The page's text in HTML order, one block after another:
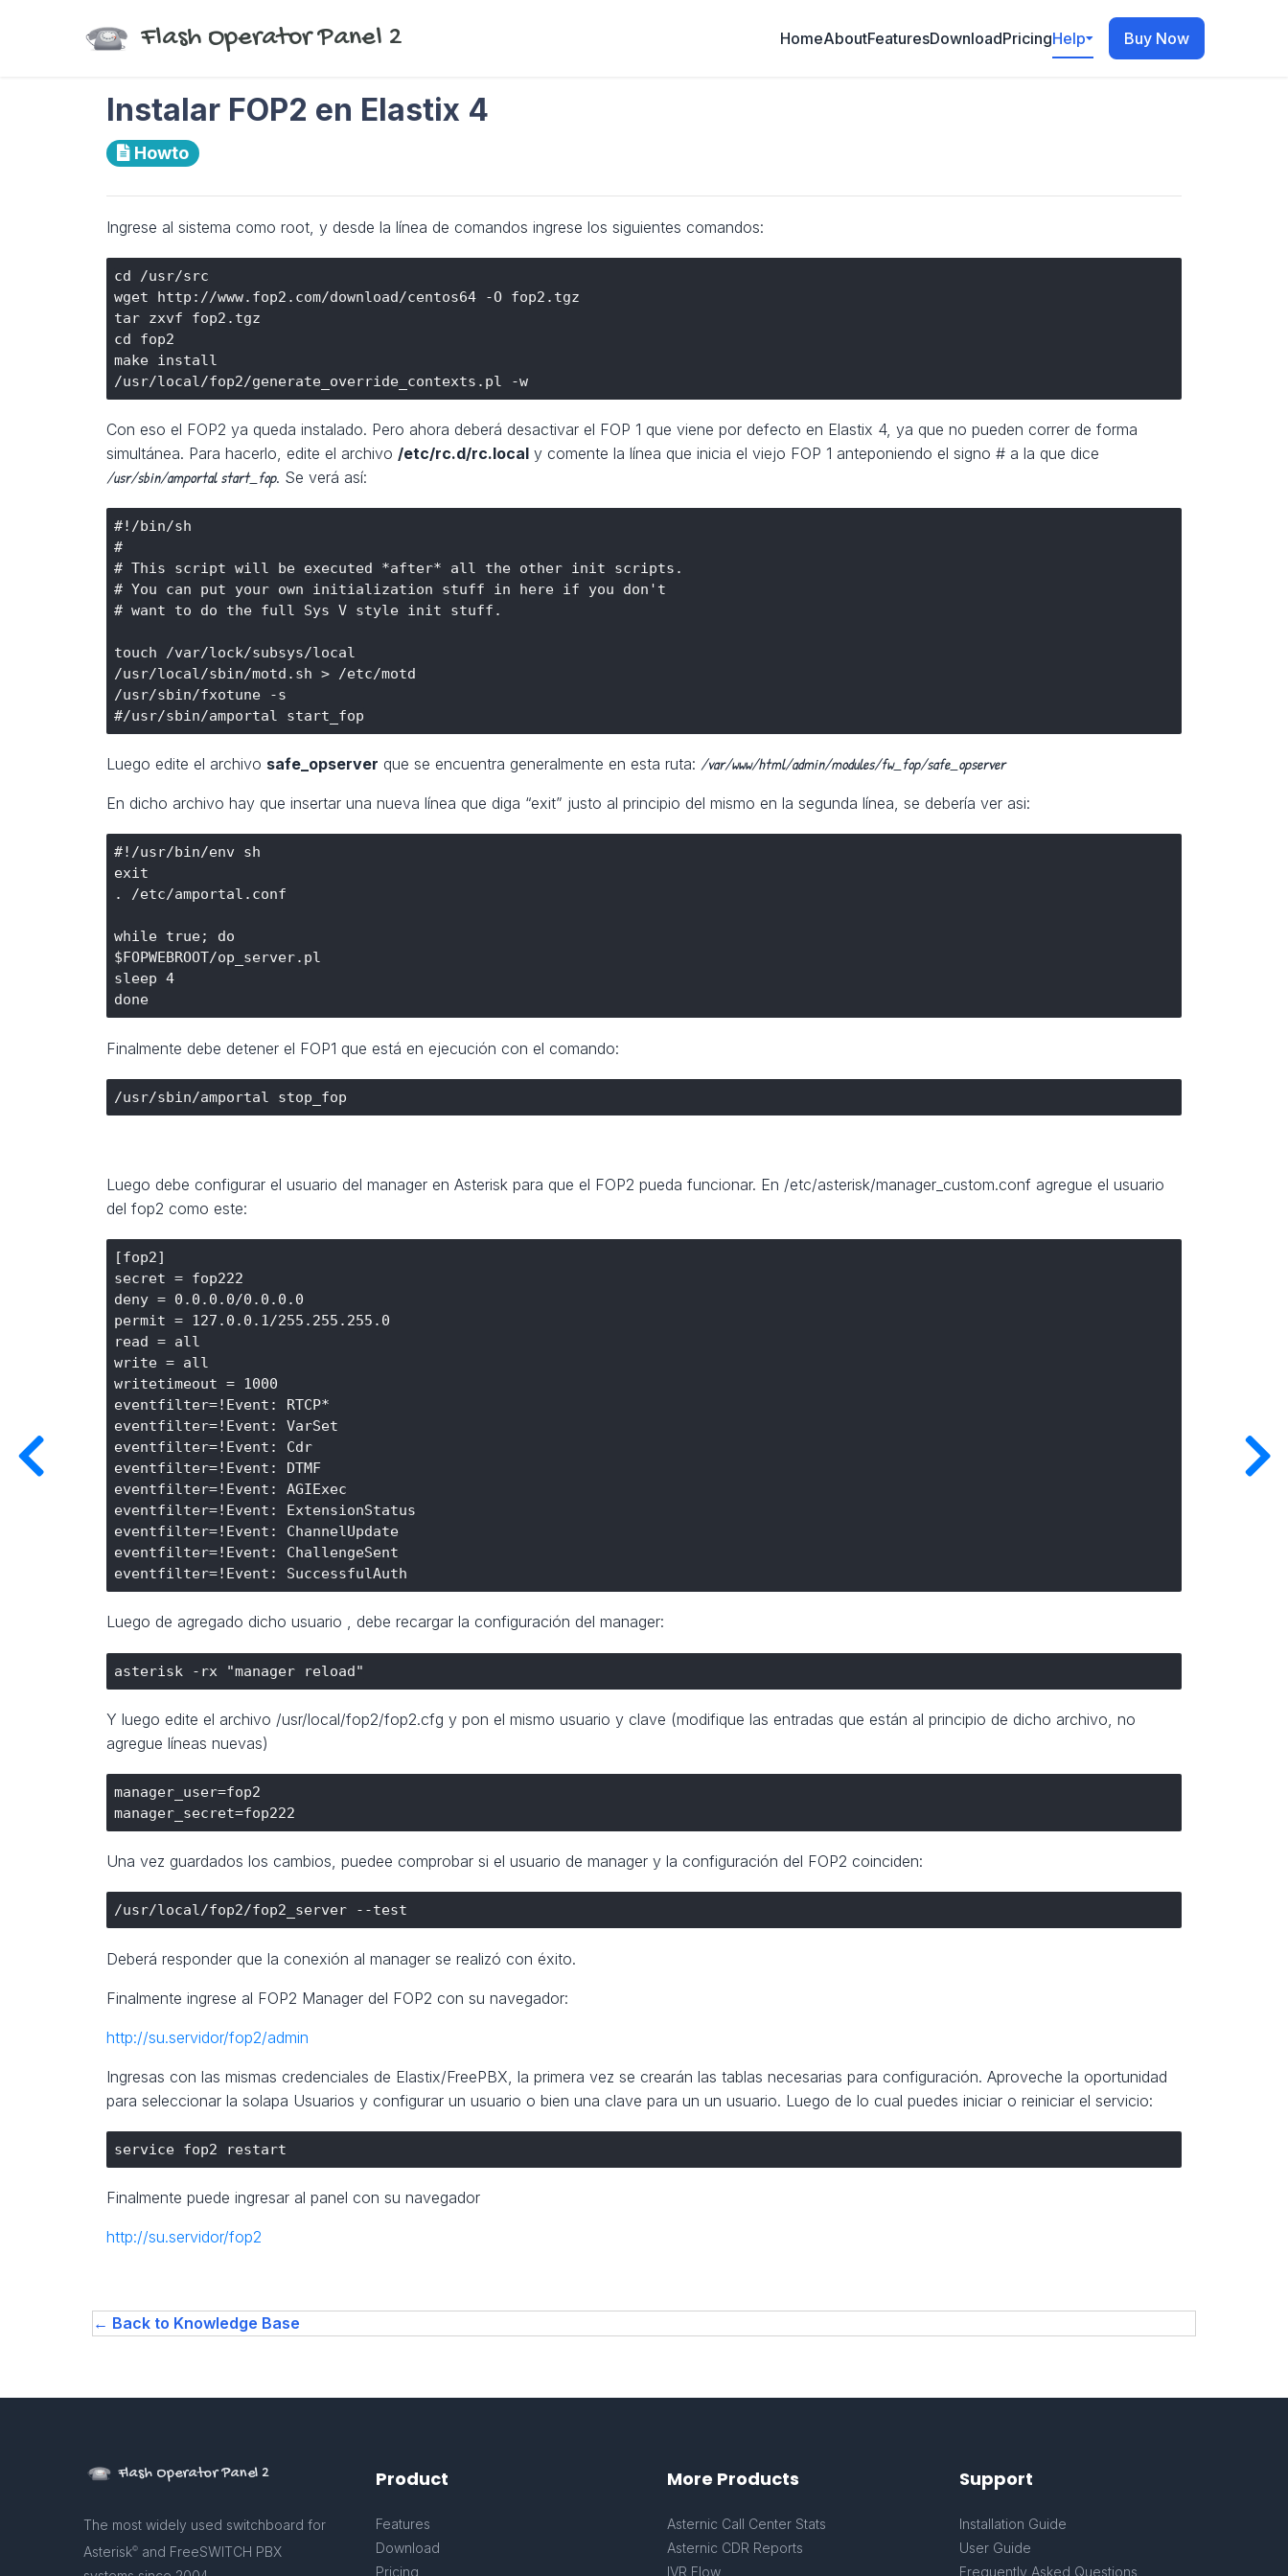
Flash Operator Panel 2 HomeAboutFeaturesDownloadPricingHelp Buy Now
Instalar FOP2 en Elastix 4
Howto
Ingrese al sistema como root, y desde la línea de comandos ingrese los siguientes comandos:
cd /usr/src
wget http://www.fop2.com/download/centos64 -O fop2.tgz
tar zxvf fop2.tgz
cd fop2
make install
Con eso el FOP2 ya queda instalado. Pero ahora deberá desactivar el FOP 1 que viene por defecto en Elastix 4, ya que no pueden correr de forma
simultánea. Para hacerlo, edite el archivo /etc/rc.d/rc.local y comente la línea que inicia el viejo FOP 1 anteponiendo el signo # a la que dice
/usr/sbin/amportal start_fop. Se verá así:
#!/bin/sh
#
# This script will be executed *after* all the other init scripts.
# You can put your own initialization stuff in here if you don't
# want to do the full Sys V style init stuff.
touch /var/lock/subsys/local
/usr/local/sbin/motd.sh > /etc/motd
/usr/sbin/fxotune -s
Luego edite el archivo safe_opserver que se encuentra generalmente en esta ruta: /var/www/html/admin/modules/fw_fop/safe_opserver
En dicho archivo hay que insertar una nueva línea que diga “exit” justo al principio del mismo en la segunda línea, se debería ver asi:
#!/usr/bin/env sh
exit
. /etc/amportal.conf
while true; do
$FOPWEBROOT/op_server.pl
sleep 4
Finalmente debe detener el FOP1 que está en ejecución con el comando:
Luego debe configurar el usuario del manager en Asterisk para que el FOP2 pueda funcionar. En /etc/asterisk/manager_custom.conf agregue el usuario
del fop2 como este:
[fop2]
secret = fop222
deny = 0.0.0.0/0.0.0.0
permit = 127.0.0.1/255.255.255.0
read = all
write = all
writetimeout = 1000
eventfilter=!Event: RTCP*
eventfilter=!Event: VarSet
eventfilter=!Event: Cdr
eventfilter=!Event: DTMF
eventfilter=!Event: AGIExec
eventfilter=!Event: ExtensionStatus
eventfilter=!Event: ChannelUpdate
eventfilter=!Event: ChallengeSent
Luego de agregado dicho usuario , debe recargar la configuración del manager:
Y luego edite el archivo /usr/local/fop2/fop2.cfg y pon el mismo usuario y clave (modifique las entradas que están al principio de dicho archivo, no
agregue líneas nuevas)
manager_user=fop2
Una vez guardados los cambios, puedee comprobar si el usuario de manager y la configuración del FOP2 coinciden:
Deberá responder que la conexión al manager se realizó con éxito.
Finalmente ingrese al FOP2 Manager del FOP2 con su navegador:
http://su.servidor/fop2/admin
Ingresas con las mismas credenciales de Elastix/FreePBX, la primera vez se crearán las tablas necesarias para configuración. Aproveche la oportunidad
para seleccionar la solapa Usuarios y configurar un usuario o bien una clave para un un usuario. Luego de lo cual puedes iniciar o reiniciar el servicio:
Finalmente puede ingresar al panel con su navegador
http://su.servidor/fop2
← Back to Knowledge Base
Flash Operator Panel 2
The most widely used switchboard for
Asterisk© and FreeSWITCH PBX
Product
Features
Download
Pricing
More Products
Asternic Call Center Stats
Asternic CDR Reports
IVR Flow
Support
Installation Guide
User Guide
Frequently Asked Questions